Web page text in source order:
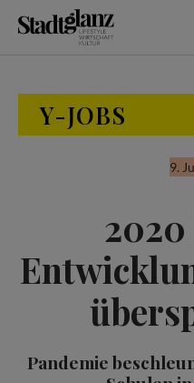
Y-JOBS
9.
Pandemie